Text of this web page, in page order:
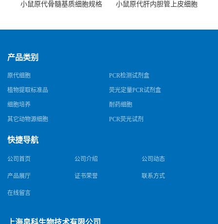
小鼠原代骨髓基质细胞规格
小鼠原代肝内胆管上皮细胞
产品类别
原代细胞 PCR检测试剂盒
植物提取标准品 荧光定量PCR试剂盒
细胞培养 耐药细胞
其它动物源细胞 PCR荧光试剂
快捷导航
公司首页 公司介绍 公司动态
产品展厅 证书荣誉 联系方式
在线留言